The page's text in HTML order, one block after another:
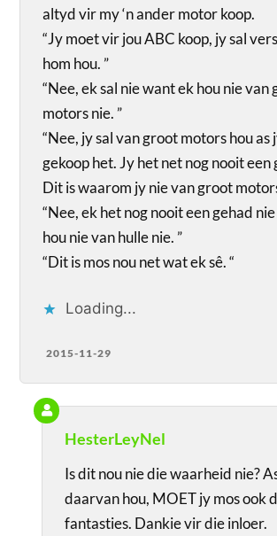
altyd vir my ‘n ander motor koop.
“Jy moet vir jou ABC koop, jy sal
hom hou. ”
“Nee, ek sal nie want ek hou nie van
motors nie. ”
“Nee, jy sal van groot motors hou as
gekoop het. Jy het net nog nooit een
Dit is waarom jy nie van groot
“Nee, ek het nog nooit een gehad
hou nie van hulle nie. ”
“Dit is mos nou net wat ek sê. “
Loading...
2015-11-29
HesterLeyNel
Is dit nou nie die waarheid nie?
daarvan hou, MOET jy mos ook
fantasties. Dankie vir die inloer.